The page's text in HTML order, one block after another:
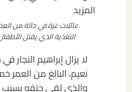
عائلات غزة في حالة من
التغذية الذي يقتل
لا يزال إبراهيم النجار
نعيم، البالغ من
والذي لقي حتفه بسبب